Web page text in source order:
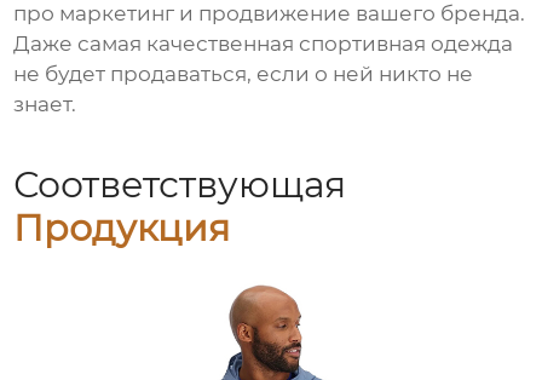
про маркетинг и продвижение вашего бренда.
Даже самая качественная спортивная одежда
не будет продаваться, если о ней никто не
знает.
Соответствующая
Продукция